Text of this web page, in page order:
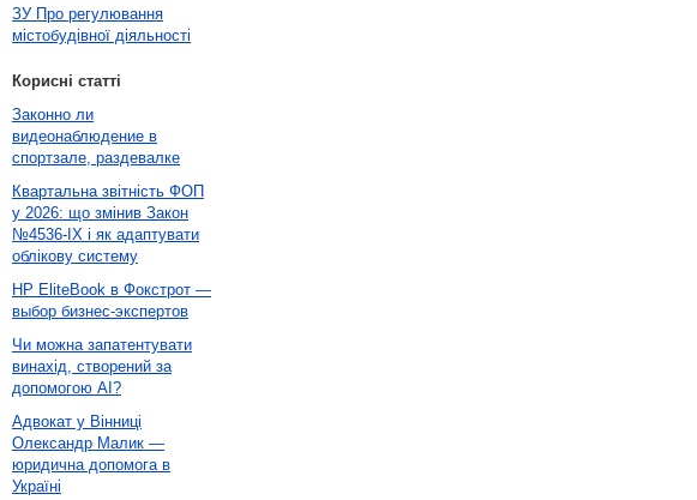
ЗУ Про регулювання
містобудівної діяльності
Корисні статті
Законно ли
видеонаблюдение в
спортзале, раздевалке
Квартальна звітність ФОП
у 2026: що змінив Закон
№4536-IX і як адаптувати
облікову систему
HP EliteBook в Фокстрот —
выбор бизнес-экспертов
Чи можна запатентувати
винахід, створений за
допомогою AI?
Адвокат у Вінниці
Олександр Малик —
юридична допомога в
Україні